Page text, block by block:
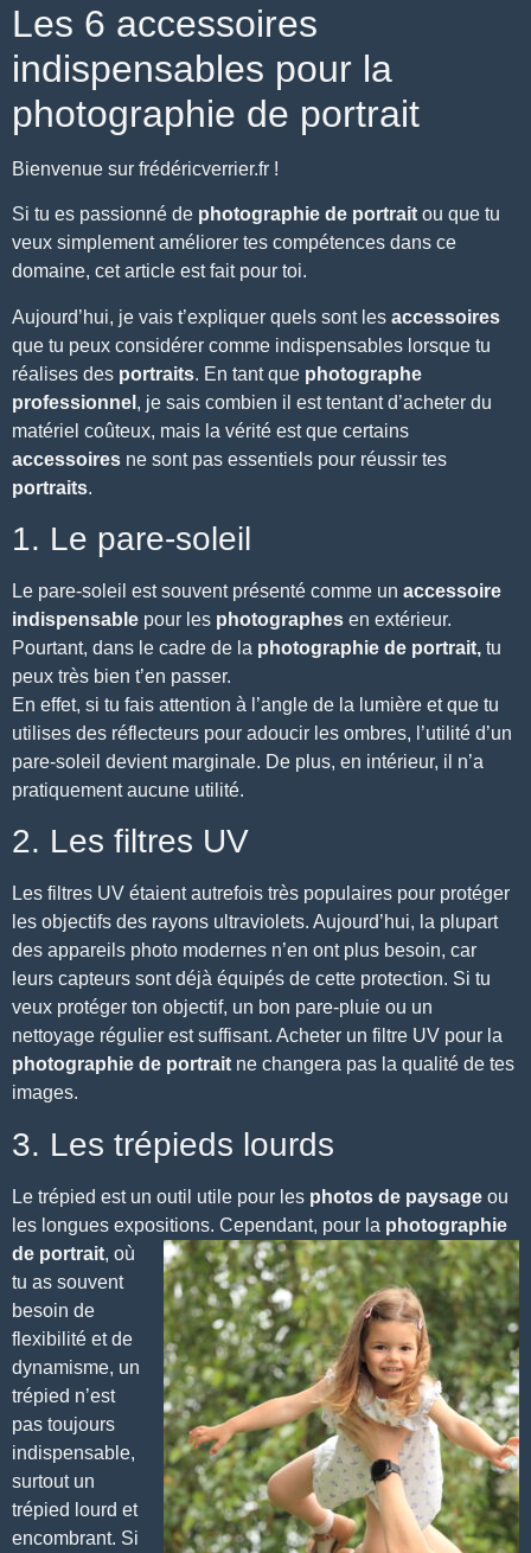
Les 6 accessoires
indispensables pour la
photographie de portrait
Bienvenue sur frédéricverrier.fr !
Si tu es passionné de photographie de portrait ou que tu
veux simplement améliorer tes compétences dans ce
domaine, cet article est fait pour toi.
Aujourd’hui, je vais t’expliquer quels sont les accessoires
que tu peux considérer comme indispensables lorsque tu
réalises des portraits. En tant que photographe
professionnel , je sais combien il est tentant d’acheter du
matériel coûteux, mais la vérité est que certains
accessoires ne sont pas essentiels pour réussir tes
portraits.
1. Le pare-soleil
Le pare-soleil est souvent présenté comme un accessoire
indispensable pour les photographes en extérieur.
Pourtant, dans le cadre de la photographie de portrait, tu
peux très bien t’en passer.
En effet, si tu fais attention à l’angle de la lumière et que tu
utilises des réflecteurs pour adoucir les ombres, l’utilité d’un
pare-soleil devient marginale. De plus, en intérieur, il n’a
pratiquement aucune utilité.
2. Les filtres UV
Les filtres UV étaient autrefois très populaires pour protéger
les objectifs des rayons ultraviolets. Aujourd’hui, la plupart
des appareils photo modernes n’en ont plus besoin, car
leurs capteurs sont déjà équipés de cette protection. Si tu
veux protéger ton objectif, un bon pare-pluie ou un
nettoyage régulier est suffisant. Acheter un filtre UV pour la
photographie de portrait ne changera pas la qualité de tes
images.
3. Les trépieds lourds
Le trépied est un outil utile pour les photos de paysage ou
les longues expositions. Cependant, pour la photographie
de portrait, où
tu as souvent
besoin de
flexibilité et de
dynamisme, un
trépied n’est
pas toujours
indispensable,
surtout un
trépied lourd et
encombrant. Si